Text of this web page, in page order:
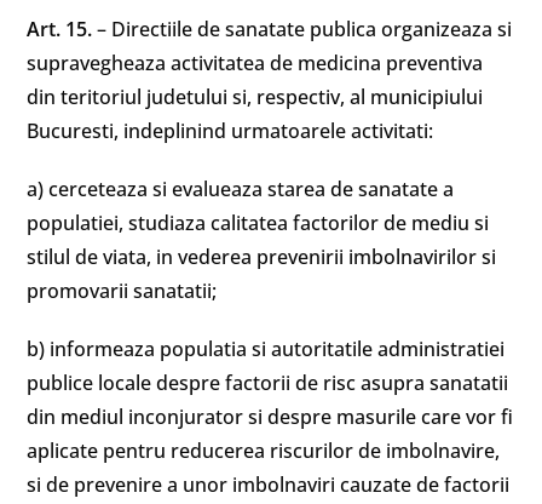
Art. 15.– Directiile de sanatate publica organizeaza si
supravegheaza activitatea de medicina preventiva
din teritoriul judetului si, respectiv, al municipiului
Bucuresti, indeplinind urmatoarele activitati:
a) cerceteaza si evalueaza starea de sanatate a
populatiei, studiaza calitatea factorilor de mediu si
stilul de viata, in vederea prevenirii imbolnavirilor si
promovarii sanatatii;
b) informeaza populatia si autoritatile administratiei
publice locale despre factorii de risc asupra sanatatii
din mediul inconjurator si despre masurile care vor fi
aplicate pentru reducerea riscurilor de imbolnavire,
si de prevenire a unor imbolnaviri cauzate de factorii